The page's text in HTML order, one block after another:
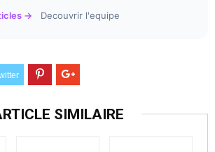
→ Decouvrir l'equipe
SIMILAIRE